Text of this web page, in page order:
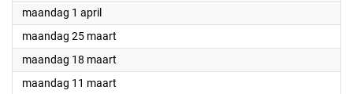
maandag 1 april2024
maandag 25 maart
maandag 18 maart
maandag 11 maart